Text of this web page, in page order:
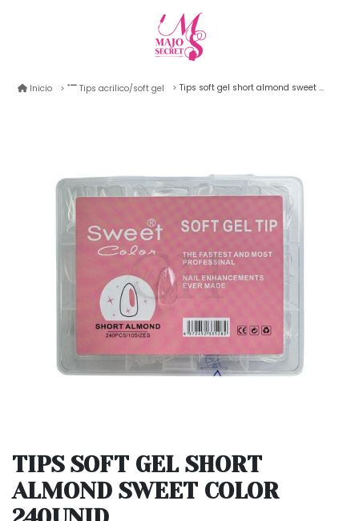
Inicio Tips acrilico/soft gel Tips soft gel short almond sweet color 240unid
TIPS SOFT GEL SHORT
ALMOND SWEET COLOR